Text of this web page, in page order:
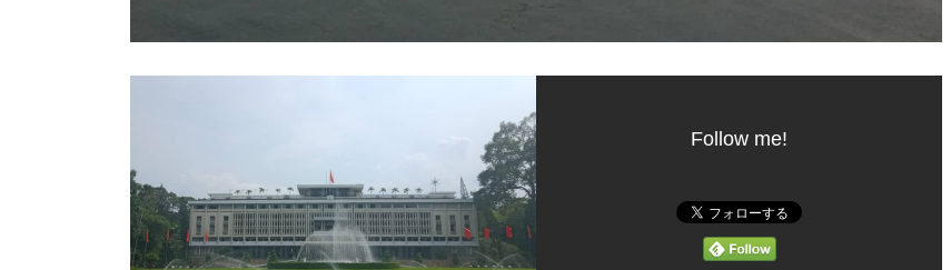
Follow me!